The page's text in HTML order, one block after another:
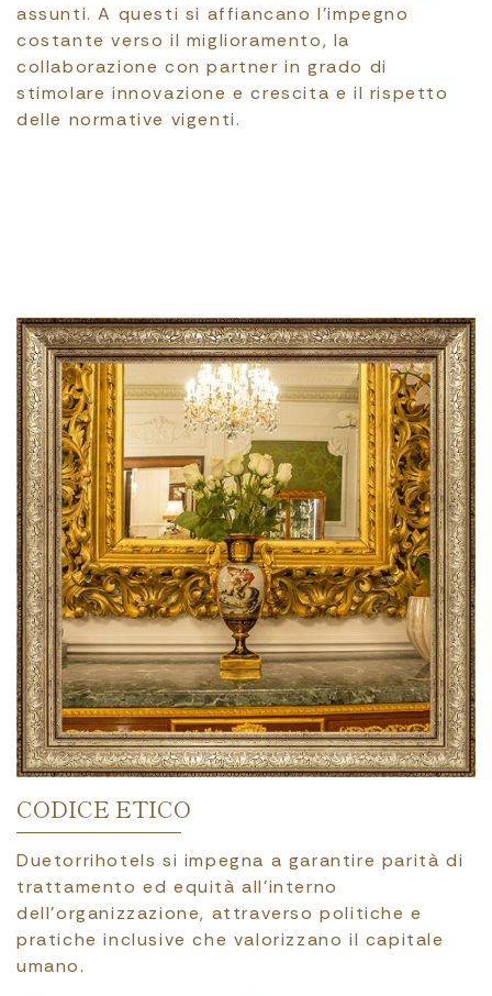
assunti. A questi si affiancano l’impegno
costante verso il miglioramento, la
collaborazione con partner in grado di
stimolare innovazione e crescita e il rispetto
delle normative vigenti.
CODICE ETICO
Duetorrihotels si impegna a garantire parità di
trattamento ed equità all’interno
dell’organizzazione, attraverso politiche e
pratiche inclusive che valorizzano il capitale
umano.